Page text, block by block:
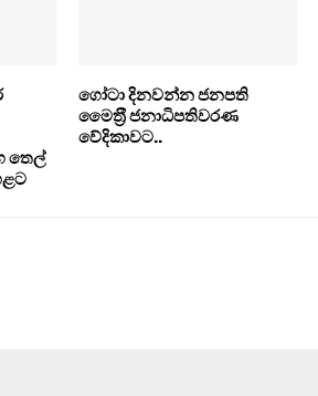
තෙල්
ගෝටා දිනවන්න ජනපති
මෛත‍්‍රී ජනාධිපතිවරණ
වේදිකාවට..